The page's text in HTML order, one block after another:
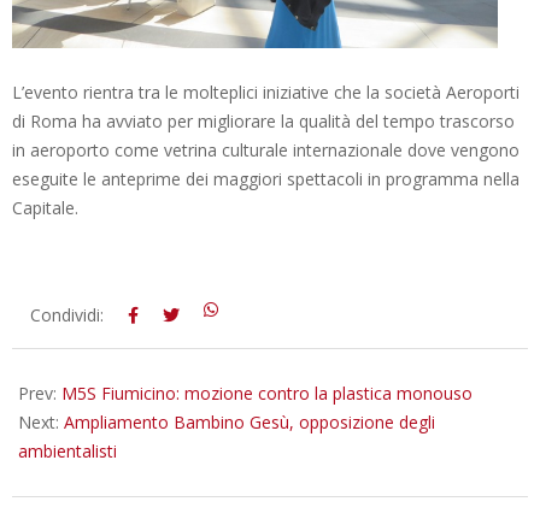
L’evento rientra tra le molteplici iniziative che la società Aeroporti
di Roma ha avviato per migliorare la qualità del tempo trascorso
in aeroporto come vetrina culturale internazionale dove vengono
eseguite le anteprime dei maggiori spettacoli in programma nella
Capitale.
2018-
09-
Condividi:
Prev: M5S Fiumicino: mozione contro la plastica monouso
Next: Ampliamento Bambino Gesù, opposizione degli
ambientalisti